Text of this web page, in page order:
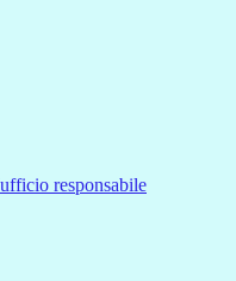
responsabile